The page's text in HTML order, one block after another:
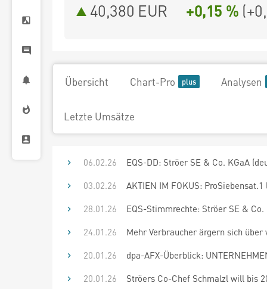
40,380 EUR +0,15 % (
Übersicht Chart-Pro Analysen
Letzte Umsätze
06.02.26
EQS-DD: Ströer SE & Co. KGaA
03.02.26
AKTIEN IM FOKUS:
28.01.26
EQS-Stimmrechte: Ströer SE & Co.
24.01.26
Mehr Verbraucher ärgern sich
20.01.26
dpa-AFX-Überblick:
20.01.26
Ströers Co-Chef Schmalzl will bis